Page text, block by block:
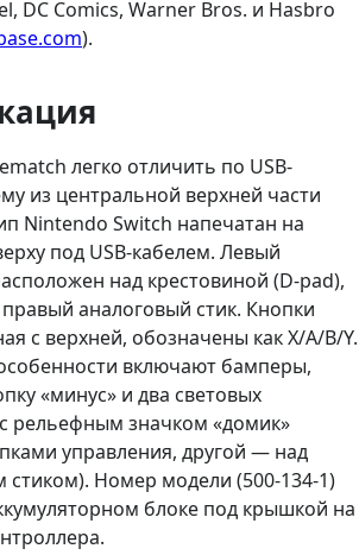
DC Comics, Warner Bros. и Hasbro
).
легко отличить по USB-
из центральной верхней части
Nintendo Switch напечатан на
под USB-кабелем. Левый
над крестовиной (D-pad),
аналоговый стик. Кнопки
с верхней, обозначены как X/A/B/Y.
включают бамперы,
«минус» и два световых
рельефным значком «домик»
управления, другой — над
Номер модели (500-134-1)
блоке под крышкой на